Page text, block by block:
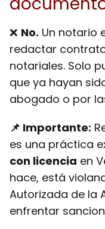
❌ No. Un notario
redactar
notariales. Solo
que ya hayan
abogado o por
📌 Importante:
es una práctica
con licencia en
hace, está
Autorizada de la
enfrentar